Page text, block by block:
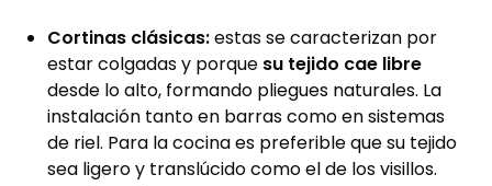
Cortinas clásicas:estas se caracterizan por
estar colgadas y porque su tejido cae libre
desde lo alto, formando pliegues naturales. La
instalación tanto en barras como en sistemas
de riel. Para la cocina es preferible que su tejido
sea ligero y translúcido como el de los visillos.